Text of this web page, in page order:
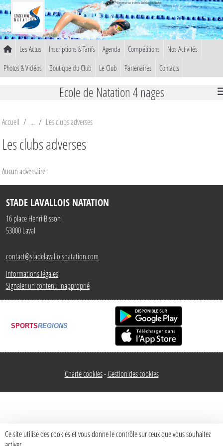
Bienvenue sur le site du Stade Lavallois Natation
Les Actus Inscriptions & Tarifs Agenda Compétitions
Nos Activités
Photos & Vidéos
Boutique du Club Le Club Partenaires Contacts
Ecole de Natation 4 nages
Accueil Les clubs adverses
Les clubs adverses
Aucun adversaire
STADE LAVALLOIS NATATION
16 place Henri Bisson
53000Laval
contact@stadelavalloisnatation.com
Informations légales
Signaler un contenu inapproprié
SPORTSREGIONS
Charte cookies Gestion des cookies
Panneau de gestion des cookies
Ce site utilise des cookies et vous donne le contrôle sur ceux que vous souhaitez